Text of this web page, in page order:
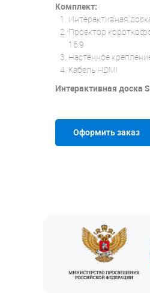
Комплект:
Интерактивная
Проектор
16:9
Настенное
Кабель HDMI
Интерактивная доска
Оформить заказ